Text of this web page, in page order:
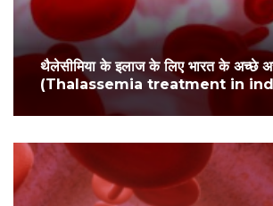
थैलेसीमिया के इलाज के लिए भारत के अच्छे
(Thalassemia treatment in